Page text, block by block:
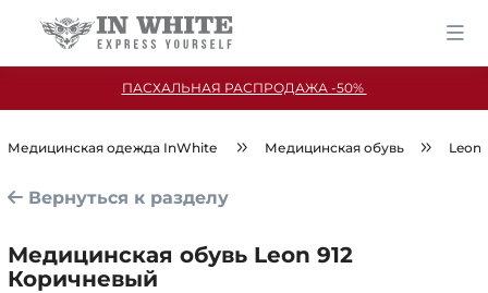
ПАСХАЛЬНАЯ РАСПРОДАЖА -50%
Медицинская одежда InWhite Медицинская обувь Leon
Вернуться к разделу
Медицинская обувь Leon 912
Коричневый